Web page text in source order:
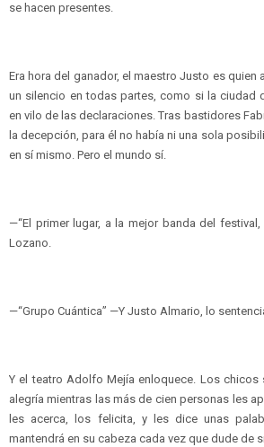
se hacen presentes.
Era hora del ganador, el maestro Justo es quien
un silencio en todas partes, como si la ciudad
en vilo de las declaraciones. Tras bastidores
la decepción, para él no había ni una sola
en sí mismo. Pero el mundo sí.
—“El primer lugar, a la mejor banda del
Lozano.
—“Grupo Cuántica” —Y Justo Almario, lo
Y el teatro Adolfo Mejía enloquece. Los chicos
alegría mientras las más de cien personas les
les acerca, los felicita, y les dice unas
mantendrá en su cabeza cada vez que dude de